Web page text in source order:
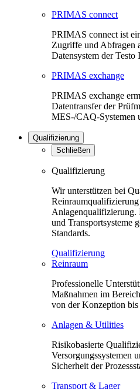
PRIMAS connect
PRIMAS connect ist
Zugriffe und Abfragen
Datensystem der Testo
PRIMAS exchange
PRIMAS exchange
Datentransfer der
MES-/CAQ-Systemen
Qualifizierung
Schließen
Qualifizierung
Wir unterstützen bei
Anlagenqualifizierung.
und Transportsysteme
Standards.
Qualifizierung
Reinraum
Professionelle
Maßnahmen im
von der Konzeption
Anlagen & Utilities
Risikobasierte
Versorgungssystemen
Sicherheit der
Transport & Lager